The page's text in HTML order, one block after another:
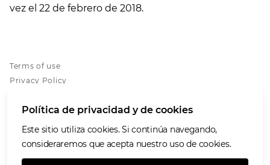
vez el 22 de febrero de 2018.
Terms of use
Privacy Policy
Accessibility
Grupo Prodeco
Programa de Atención de Inquietudes
Política de privacidad y de cookies
Este sitio utiliza cookies. Si continúa navegando,
consideraremos que acepta nuestro uso de cookies.